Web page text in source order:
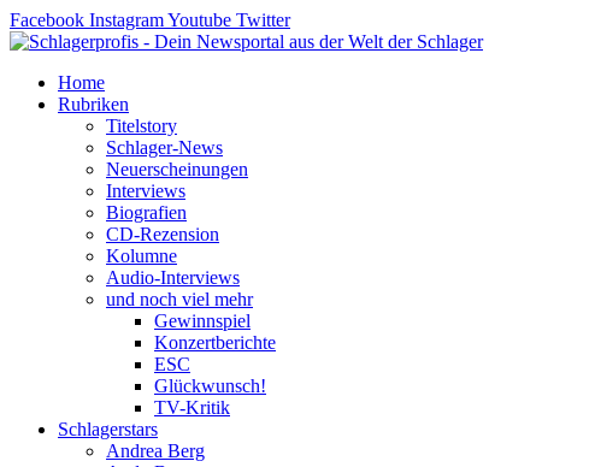
Zum
Inhalt
Facebook InstagramYoutube Twitter
Home
Rubriken
Titelstory
Schlager-News
Neuerscheinungen
Interviews
Biografien
CD-Rezension
Kolumne
Audio-Interviews
und noch viel mehr
Gewinnspiel
Konzertberichte
ESC
Glückwunsch!
TV-Kritik
Schlagerstars
Andrea Berg